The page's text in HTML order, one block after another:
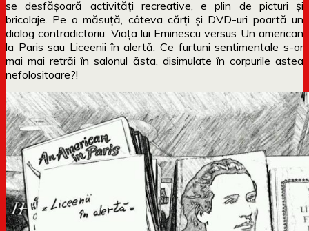
se desfășoară activități recreative, e plin de picturi și
bricolaje. Pe o măsuță, câteva cărți și DVD-uri poartă un
dialog contradictoriu: Viața lui Eminescu versus Un american
la Paris sau Liceenii în alertă. Ce furtuni sentimentale s-or
mai mai retrăi în salonul ăsta, disimulate în corpurile astea
nefolositoare?!